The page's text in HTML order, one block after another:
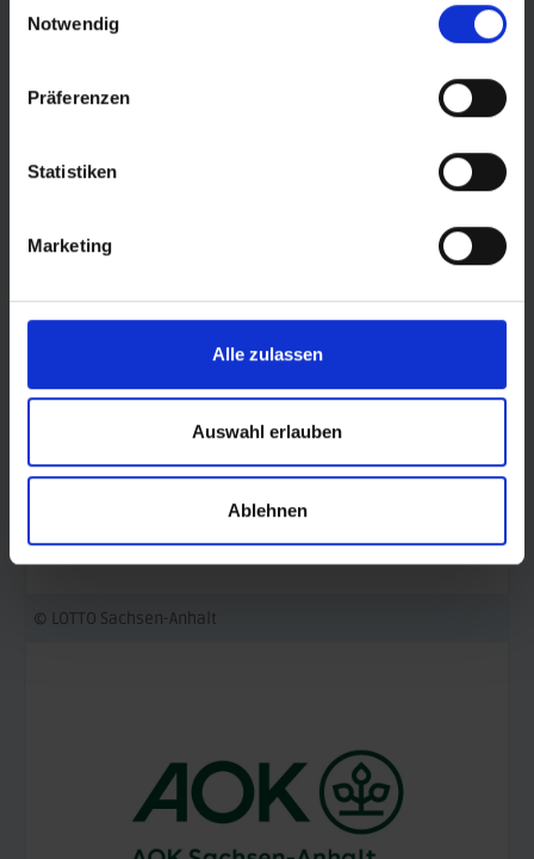
Notwendig
Präferenzen
Statistiken
Marketing
Alle zulassen
Auswahl erlauben
Ablehnen
© LOTTO Sachsen-Anhalt